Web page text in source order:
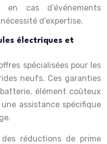
en cas d’événements
d’expertise.
électriques et
spécialisées pour les
neufs. Ces garanties
élément coûteux
assistance spécifique
réductions de prime